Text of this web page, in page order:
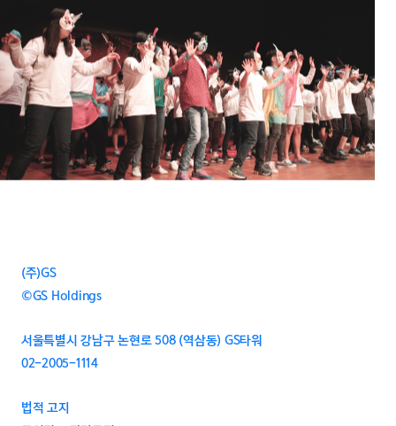
(주)GS
©GS Holdings
서울특별시 강남구 논현로 508 (역삼동) GS타워
02-2005-1114
법적 고지